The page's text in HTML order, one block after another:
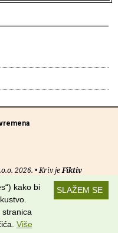
2026. • Kriv jeFiktiv
•RSS kanaliSLAŽEM SE
kako bi
Više